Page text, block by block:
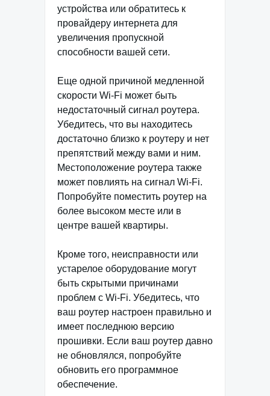
устройства или обратитесь к
провайдеру интернета для
увеличения пропускной
способности вашей сети.
Еще одной причиной медленной
скорости Wi-Fi может быть
недостаточный сигнал роутера.
Убедитесь, что вы находитесь
достаточно близко к роутеру и нет
препятствий между вами и ним.
Местоположение роутера также
может повлиять на сигнал Wi-Fi.
Попробуйте поместить роутер на
более высоком месте или в
центре вашей квартиры.
Кроме того, неисправности или
устарелое оборудование могут
быть скрытыми причинами
проблем с Wi-Fi. Убедитесь, что
ваш роутер настроен правильно и
имеет последнюю версию
прошивки. Если ваш роутер давно
не обновлялся, попробуйте
обновить его программное
обеспечение.